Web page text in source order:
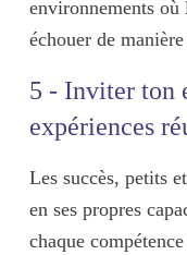
environnements où
échouer de
5 - Inviter ton
expériences
Les succès, petits
en ses propres
chaque